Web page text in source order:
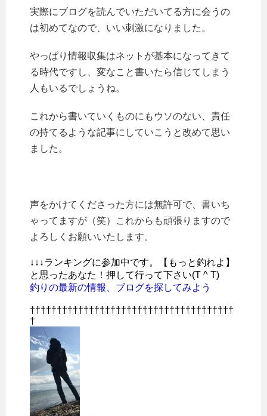
実際にブログを読んでいただいてる方に会うの
は初めてなので、いい刺激になりました。
やっぱり情報収集はネットが基本になってきて
る時代ですし、変なこと書いたら信じてしまう
人もいるでしょうね。
これから書いていくものにもウソのない、責任
の持てるような記事にしていこうと改めて思い
ました。
声をかけてくださった方には無許可で、書いち
ゃってますが（笑）これからも頑張りますので
よろしくお願いいたします。
↓↓↓ランキングに参加中です。【もっと釣れよ】
と思ったあなた！押して行って下さい(T ^ T)
釣りの最新の情報、ブログを探してみよう
††††††††††††††††††††††††††††††††††††††
†